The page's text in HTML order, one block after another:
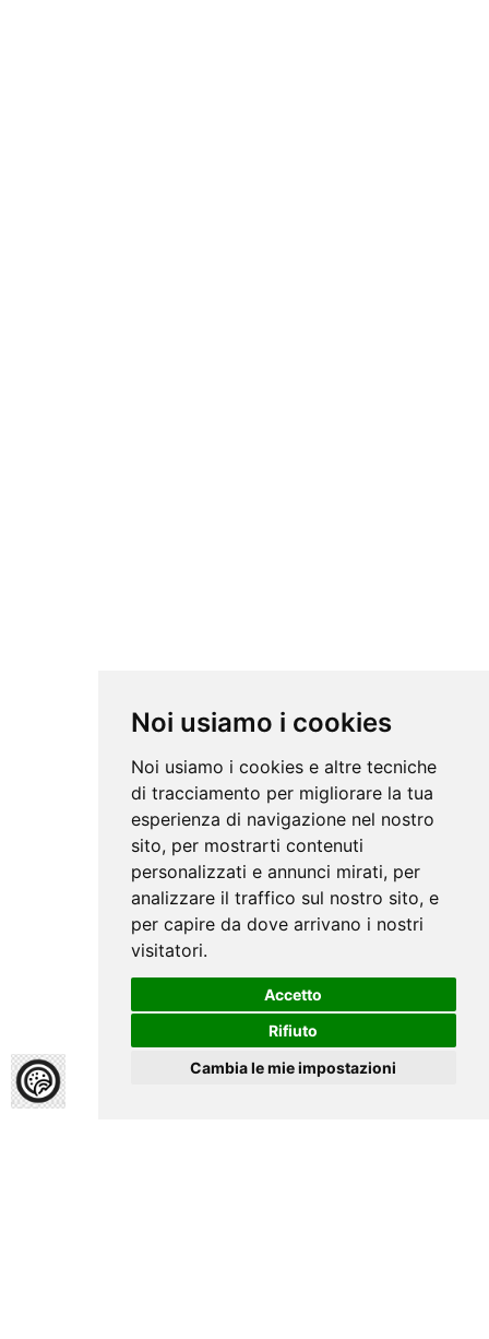
Noi usiamo i cookies
Noi usiamo i cookies e altre tecniche
di tracciamento per migliorare la tua
esperienza di navigazione nel nostro
sito, per mostrarti contenuti
personalizzati e annunci mirati, per
analizzare il traffico sul nostro sito, e
per capire da dove arrivano i nostri
visitatori.
Accetto
Rifiuto
Cambia le mie impostazioni